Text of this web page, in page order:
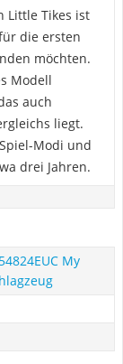
Little Tikes ist
die ersten
möchten.
Modell
auch
liegt.
Modi und
drei Jahren.
My